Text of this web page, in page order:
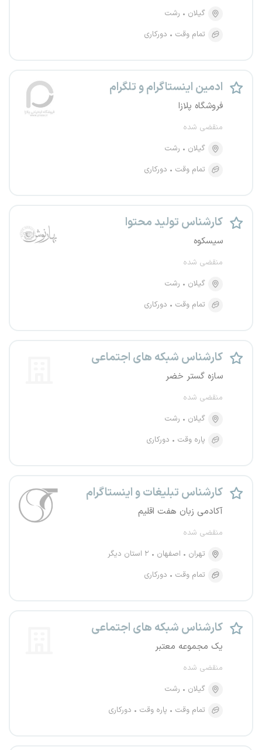
گیلان
رشت
تمام وقت
دورکاری
ادمین اینستاگرام و تلگرام
فروشگاه پلازا
منقضی شده
گیلان
رشت
تمام وقت
دورکاری
کارشناس تولید محتوا
سیسکوه
منقضی شده
گیلان
رشت
تمام وقت
دورکاری
کارشناس شبکه های اجتماعی
سازه گستر خضر
منقضی شده
گیلان
رشت
پاره وقت
دورکاری
کارشناس تبلیغات و اینستاگرام
آکادمی زبان هفت اقلیم
منقضی شده
تهران
اصفهان
۲ استان دیگر
تمام وقت
دورکاری
کارشناس شبکه های اجتماعی
یک مجموعه معتبر
منقضی شده
گیلان
رشت
تمام وقت
پاره وقت دورکاری